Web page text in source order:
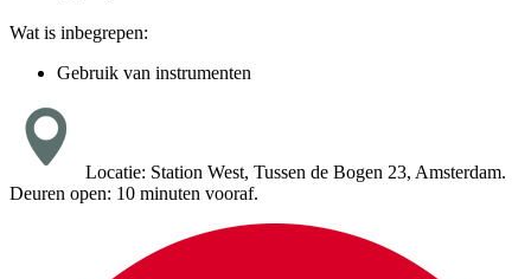
Wat is inbegrepen:
Gebruik van instrumenten
Locatie: Station West, Tussen de Bogen 23, Amsterdam.
Deuren open: 10 minuten vooraf.